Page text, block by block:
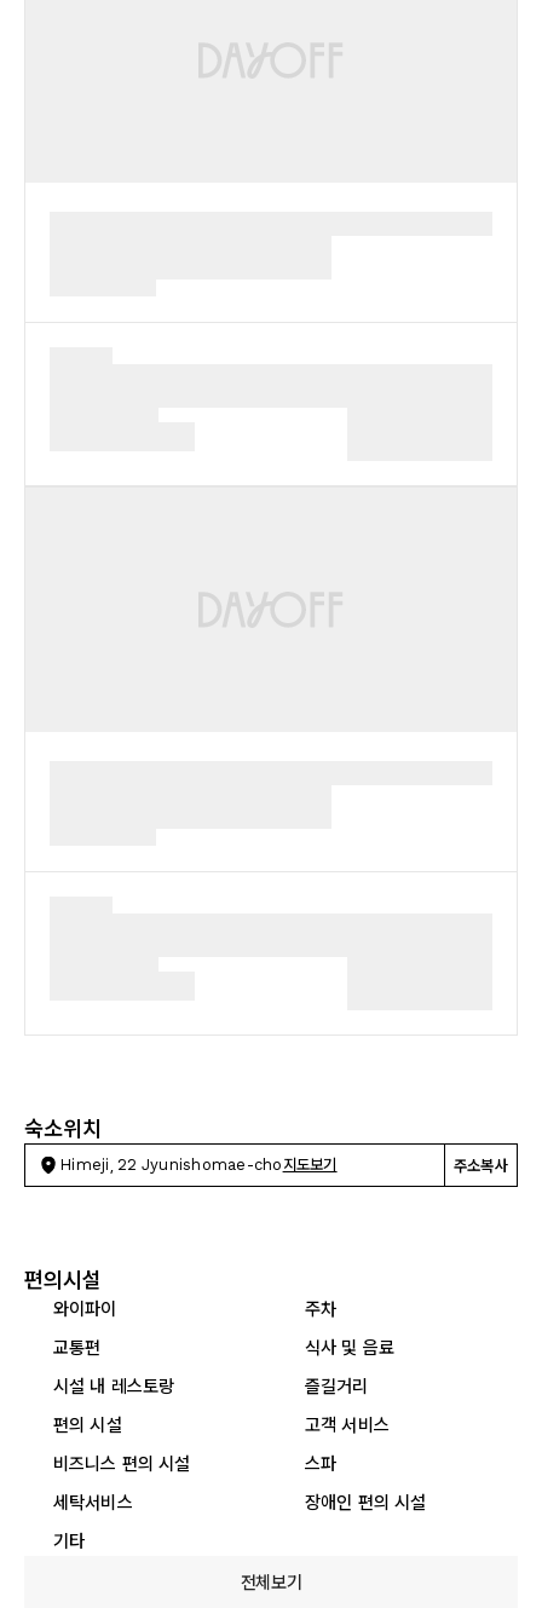
숙소위치
Himeji, 22 Jyunishomae-cho 지도보기 주소복사
편의시설
와이파이
주차
교통편
식사 및 음료
시설 내 레스토랑
즐길거리
편의 시설
고객 서비스
비즈니스 편의 시설
스파
세탁서비스
장애인 편의 시설
기타
전체보기